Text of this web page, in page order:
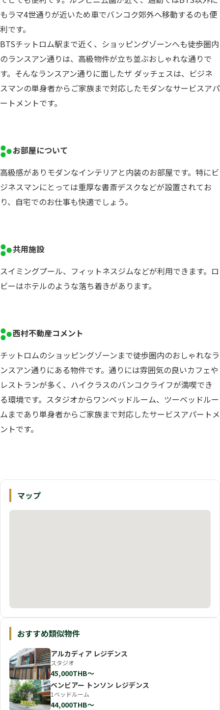
もラマ4世通りが近いため車でバンコク郊外へ移動するのも便
利です。
BTSチットロム駅まで近く、ショッピングゾーンへも徒歩圏内
のランスアン通りは、高級物件が立ち並ぶおしゃれな通りで
す。そんなランスアン通りに面したザ ダッチェスは、ビジネ
スマンの単身者からご家族まで対応したモダンなサービスアパ
ートメントです。
お部屋について
高級感がありモダンなインテリアと内装のお部屋です。特にビ
ジネスマンにとっては重厚な書斎デスクなどが設置されてお
り、自宅でのお仕事も快適でしょう。
共用施設
スイミングプール、フィットネスジムなどが利用できます。ロ
ビーはホテルのような落ち着きがあります。
西村不動産コメント
チットロムのショッピングゾーンまで徒歩圏内のおしゃれなラ
ンスアン通りにある物件です。通りには雰囲気の良いカフェや
レストランが多く、ハイクラスのバンコクライフが満喫でき
る環境です。スタジオからワンベッドルーム、ツーベッドルー
ムまであり単身者からご家族まで対応したサービスアパートメ
ントです。
マップ
おすすめ類似物件
アルカディア レジデンス
スタジオ
45,000THB〜
ベンビアー トンソン レジデンス
1ベッドルーム
44,000THB〜